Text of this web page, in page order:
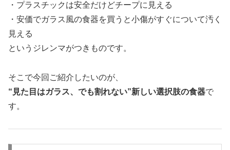
・プラスチックは安全だけどチープに見える
・安価でガラス風の食器を買うと小傷がすぐについて汚く
見える
というジレンマがつきものです。
そこで今回ご紹介したいのが、
“見た目はガラス、でも割れない”新しい選択肢の食器で
す。